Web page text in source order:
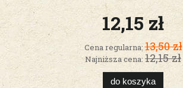
12,15 zł
Cena regularna:13,50 zł
Najniższa cena: 12,15 zł
do koszyka